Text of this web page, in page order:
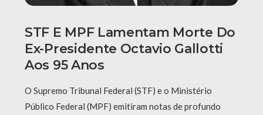
STF E MPF Lamentam Morte Do
Ex-Presidente Octavio Gallotti
Aos 95 Anos
O Supremo Tribunal Federal (STF) e o Ministério
Público Federal (MPF) emitiram notas de profundo